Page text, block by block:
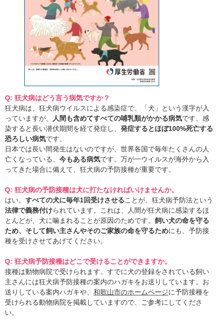
Q: 狂犬病はどう言う病気ですか？
狂犬病は、狂犬病ウイルスによる感染症で、「犬」という漢字が入
っていますが、
人間も含めてすべての哺乳類がかかる病気です。感
染すると長い潜伏期間を経て発症し、 発症するとほぼ100%死亡する
恐ろしい病気です。
日本では長い間発生はないのですが、世界各国で毎年たくさんの人
亡くなっている、 今もある病気です。万が一ウイルスが海外から入
ってきた場合に備えて、狂犬病の予防接種が重要です。
Q: 狂犬病の予防接種は犬に打たなければいけませんか。
はい。 すべての犬に毎年1回受けさせることが、狂犬病予防法という
法律で義務付けられています。これは、人間が狂犬病に感染するほ
とんどが、犬に噛まれることが原因のためです。 飼い犬の命を守る
ため、そして飼い主さんやそのご家族の命を守るためにも、予防接
種を受けさせてあげてください。
Q: 狂犬病予防接種はどこで受けることができますか。
接種は動物病院で受けられます。すでに犬の登録をされている飼い
主さんには狂犬病予防接種の案内のハガキをお送りしています。お
送りしている案内ハガキや、 和歌山市のホームページに予防接種を
受けられる動物病院を掲載していますので、ご参考にしてくださ
い。